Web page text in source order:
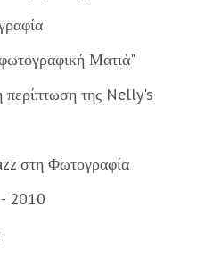
Ματιά"
περίπτωση της Nelly's
στη Φωτογραφία
2010